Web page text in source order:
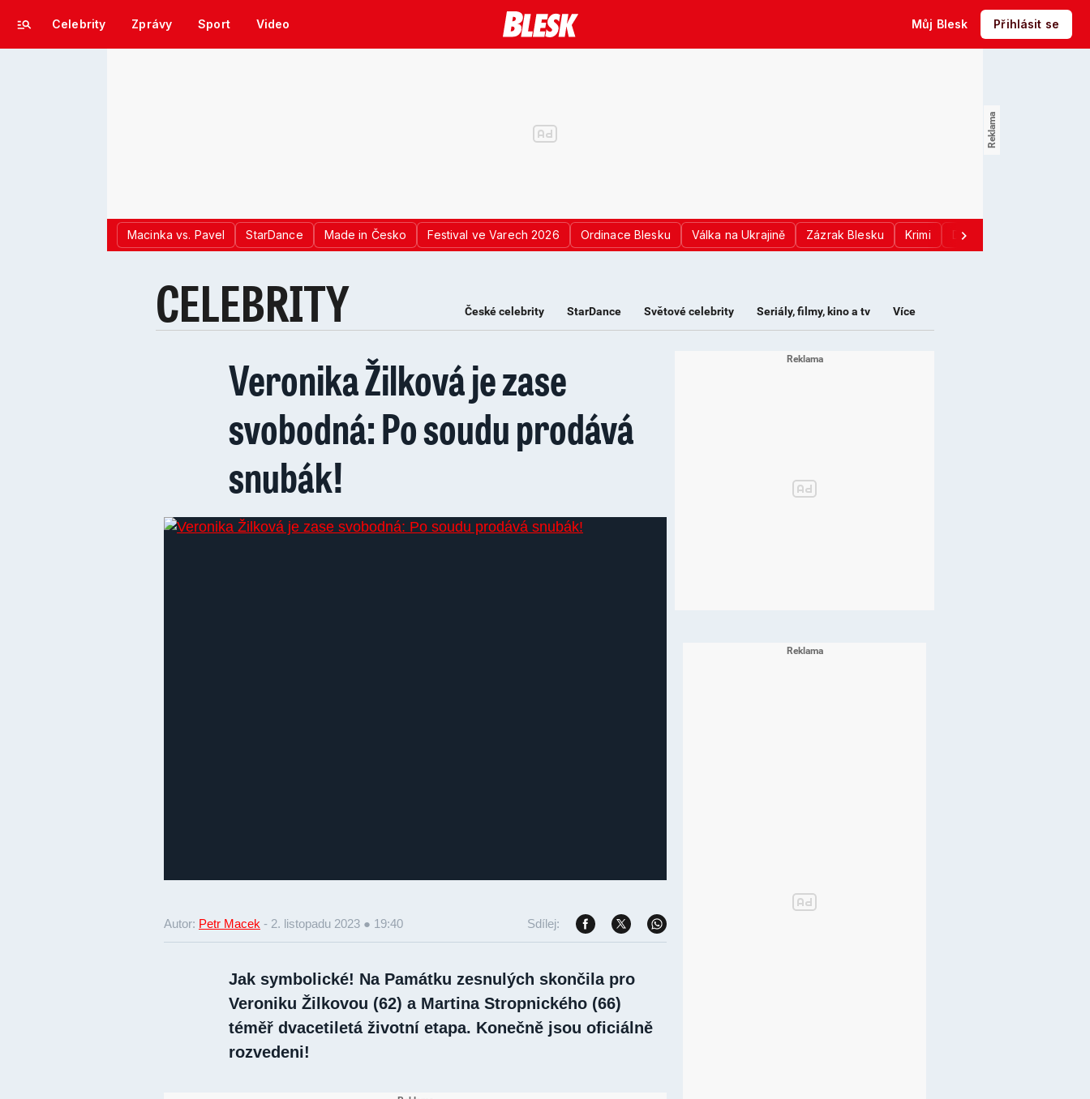
Celebrity Zprávy Sport Video Můj Blesk Přihlásit se
Macinka vs. Pavel StarDance Made in Česko Festival ve Varech 2026 Ordinace Blesku Válka na Ukrajině Zázrak Blesku Krimi Donald Trump
CELEBRITY České celebrity StarDance Světové celebrity Seriály, filmy, kino a tv Více
Veronika Žilková je zase
svobodná: Po soudu prodává
snubák!
Autor: Petr Macek - 2. listopadu 2023 ● 19:40 Sdílej:
Jak symbolické! Na Památku zesnulých skončila pro
Veroniku Žilkovou (62) a Martina Stropnického (66)
téměř dvacetiletá životní etapa. Konečně jsou oficiálně
rozvedeni!